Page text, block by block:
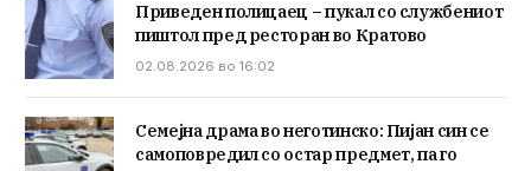
Приведен полицаец – пукал со службениот
пиштол пред ресторан во Кратово
02.08.2026 во 16:02
Семејна драма во неготинско: Пијан син се
самоповредил со остар предмет, па го